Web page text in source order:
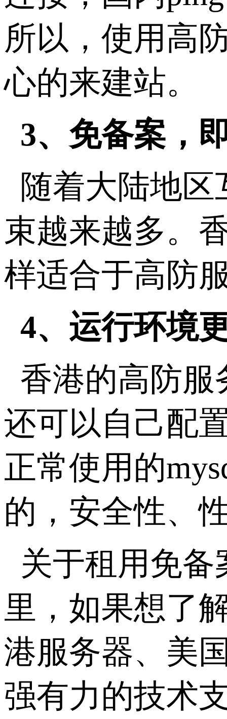
所以，使用高
心的来建站。
3、免备案，
随着大陆地
束越来越多。
样适合于高防
4、运行环境
香港的高防服
还可以自己配
正常使用的
的，安全性、
关于租用免备
里，如果想了
港服务器、美
强有力的技术